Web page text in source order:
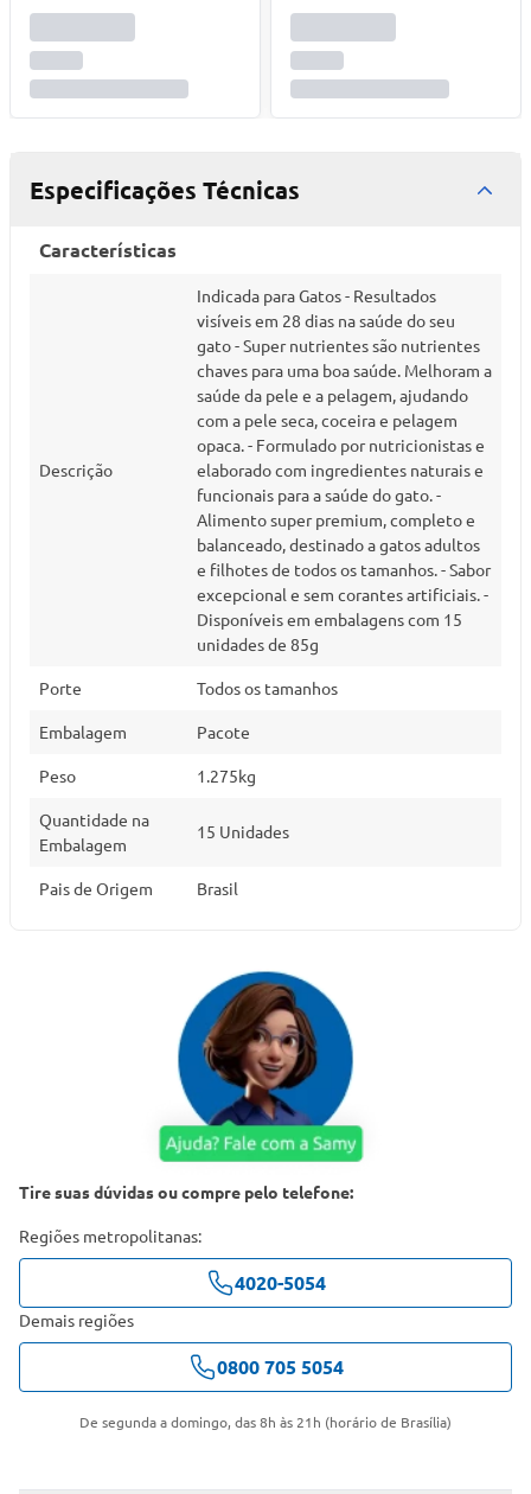
Especificações Técnicas
Características
Descrição
Indicada para Gatos - Resultados
visíveis em 28 dias na saúde do seu
gato - Super nutrientes são nutrientes
chaves para uma boa saúde. Melhoram a
saúde da pele e a pelagem, ajudando
com a pele seca, coceira e pelagem
opaca. - Formulado por nutricionistas e
elaborado com ingredientes naturais e
funcionais para a saúde do gato. -
Alimento super premium, completo e
balanceado, destinado a gatos adultos
e filhotes de todos os tamanhos. - Sabor
excepcional e sem corantes artificiais. -
Disponíveis em embalagens com 15
unidades de 85g
Porte Todos os tamanhos
Embalagem Pacote
Peso 1.275kg
Quantidade na
Embalagem
15 Unidades
Pais de Origem Brasil
Tire suas dúvidas ou compre pelo telefone:
Regiões metropolitanas:
4020-5054
Demais regiões
0800 705 5054
De segunda a domingo, das 8h às 21h (horário de Brasília)